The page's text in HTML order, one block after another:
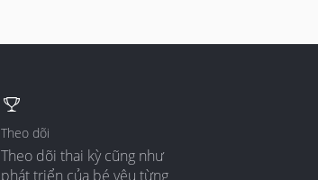
Theo dõi
Theo dõi thai kỳ cũng như
phát triển của bé yêu từng